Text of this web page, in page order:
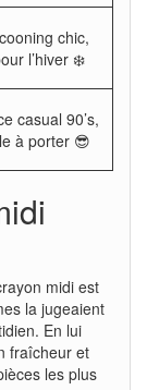
chic,
l’hiver ❄️
casual 90’s,
à porter 😎
midi est
la jugeaient
En lui
fraîcheur et
les plus